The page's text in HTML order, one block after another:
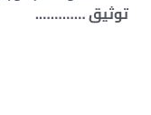
توثيق ………….